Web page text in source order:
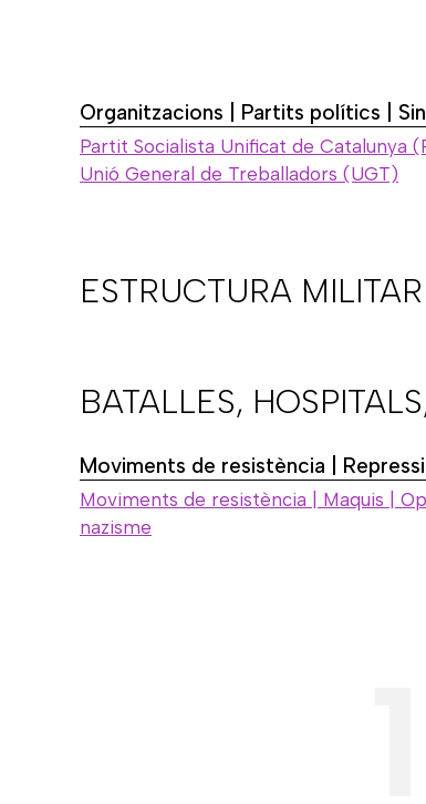
Organitzacions | Partits polítics |
Partit Socialista Unificat de Catalunya
Unió General de Treballadors (UGT)
ESTRUCTURA MILITAR
BATALLES,
Moviments de resistència |
Moviments de resistència | Maquis |
nazisme